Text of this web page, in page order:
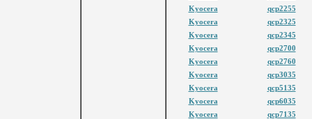
Kyocera
qcp2255
Kyocera
qcp2325
Kyocera
qcp2345
Kyocera
qcp2700
Kyocera
qcp2760
Kyocera
qcp3035
Kyocera
qcp5135
Kyocera
qcp6035
Kyocera
qcp7135